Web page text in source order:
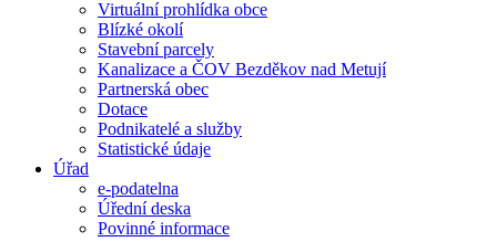
Virtuální prohlídka obce
Blízké okolí
Stavební parcely
Kanalizace a ČOV Bezděkov nad Metují
Partnerská obec
Dotace
Podnikatelé a služby
Statistické údaje
Úřad
e-podatelna
Úřední deska
Povinné informace